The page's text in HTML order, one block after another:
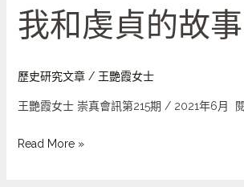
牧
師
我和虔貞的故事
歷史研究文章/ 王艷霞女士
王艷霞女士 崇真會訊第215期 / 2021年6月
我
和
貞
事
Read More »